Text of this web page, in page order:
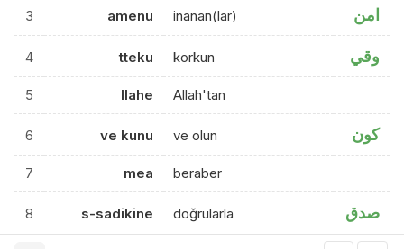
3 amenu inanan(lar) امن
4 tteku korkun وقي
5 llahe Allah'tan
6 ve kunu ve olun كون
7 mea beraber
8 s-sadikine doğrularla صدق